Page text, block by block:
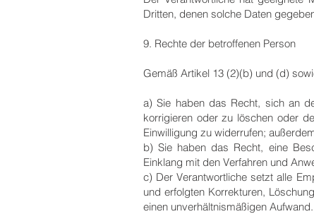
Dritten, denen solche Daten
9. Rechte der betroffenen Person
Gemäß Artikel 13 (2)(b) und (d)
a) Sie haben das Recht, sich an
korrigieren oder zu löschen oder
Einwilligung zu widerrufen;
b) Sie haben das Recht, eine
Einklang mit den Verfahren und
c) Der Verantwortliche setzt alle
und erfolgten Korrekturen,
einen unverhältnismäßigen